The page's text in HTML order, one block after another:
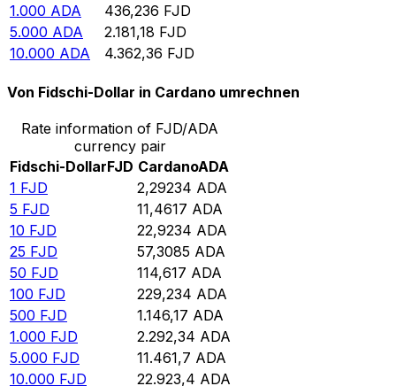
1.000 ADA 436,236 FJD
5.000 ADA 2.181,18 FJD
10.000 ADA 4.362,36 FJD
Von Fidschi-Dollar in Cardano umrechnen
Rate information of FJD/ADA
currency pair
Fidschi-DollarFJD CardanoADA
1 FJD 2,29234 ADA
5 FJD 11,4617 ADA
10 FJD 22,9234 ADA
25 FJD 57,3085 ADA
50 FJD 114,617 ADA
100 FJD 229,234 ADA
500 FJD 1.146,17 ADA
1.000 FJD 2.292,34 ADA
5.000 FJD 11.461,7 ADA
10.000 FJD 22.923,4 ADA